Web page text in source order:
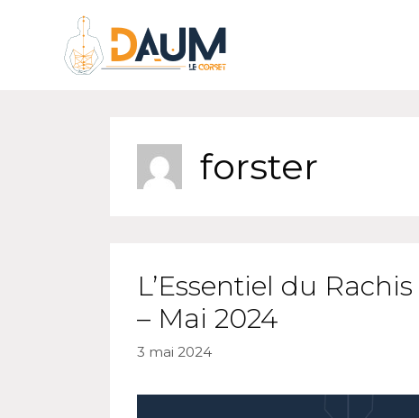
forster
L’Essentiel du Rachis
– Mai 2024
3 mai 2024